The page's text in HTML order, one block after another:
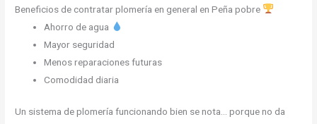
Beneficios de contratar plomería en general en Peña pobre
Ahorro de agua
Mayor seguridad
Menos reparaciones futuras
Comodidad diaria
Un sistema de plomería funcionando bien se nota… porque no da